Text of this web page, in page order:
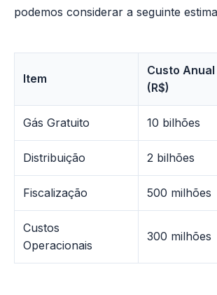
podemos considerar a seguinte
Item
Custo
(R$)
Gás Gratuito 10 bilhões
Distribuição 2 bilhões
Fiscalização 500 milhões
Custos
Operacionais
300 milhões